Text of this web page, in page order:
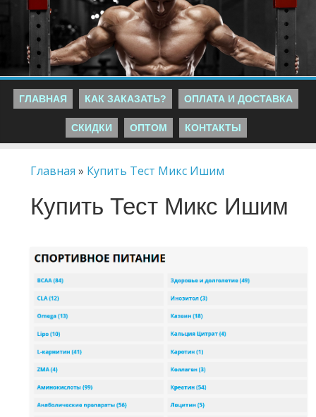
ГЛАВНАЯ КАК ЗАКАЗАТЬ? ОПЛАТА И ДОСТАВКА
СКИДКИ ОПТОМ КОНТАКТЫ
Главная » Купить Тест Микс Ишим
Купить Тест Микс Ишим